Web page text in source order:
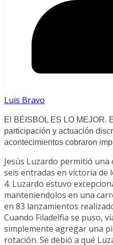
Luis Bravo
El BÉISBOL ES LO MEJOR.
participación y actuación
acontecimientos cobraron
Jesús Luzardo permitió
seis entradas en victoria de
4. Luzardo estuvo
manteniendolos en una
en 83 lanzamientos
Cuando Filadelfia se puso,
simplemente agregar una
rotación. Se debió a qué